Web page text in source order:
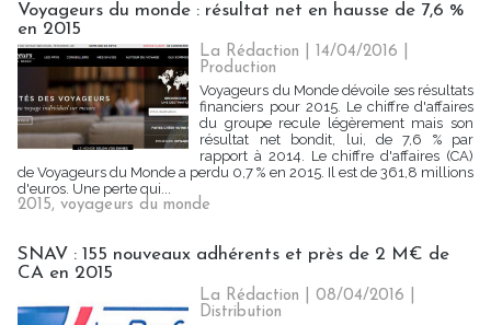
Voyageurs du monde : résultat net en hausse de 7,6 %
en 2015
La Rédaction | 14/04/2016
Production
Voyageurs du Monde dévoile ses résultats
financiers pour 2015. Le chiffre d'affaires
du groupe recule légèrement mais son
résultat net bondit, lui, de 7,6 % par
rapport à 2014. Le chiffre d'affaires (CA)
de Voyageurs du Monde a perdu 0,7 % en 2015. Il est de 361,8 millions
d'euros. Une perte qui...
2015, voyageurs du monde
SNAV : 155 nouveaux adhérents et près de 2 M€ de
CA en 2015
La Rédaction | 08/04/2016
Distribution